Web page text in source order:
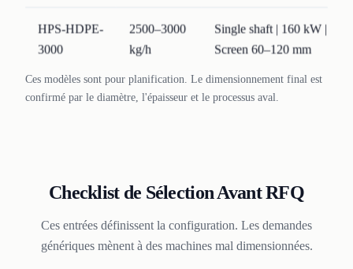
HPS-HDPE-
3000
2500–3000
kg/h
Single shaft | 160 kW |
Screen 60–120 mm
Ces modèles sont pour planification. Le dimensionnement final est
confirmé par le diamètre, l'épaisseur et le processus aval.
Checklist de Sélection Avant RFQ
Ces entrées définissent la configuration. Les demandes
génériques mènent à des machines mal dimensionnées.